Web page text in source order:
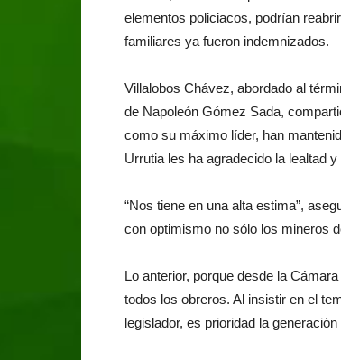
elementos policiacos, podrían
familiares ya fueron indemnizados.
Villalobos Chávez, abordado al
de Napoleón Gómez Sada,
como su máximo líder, han
Urrutia les ha agradecido la lealtad
“Nos tiene en una alta estima”,
con optimismo no sólo los mineros
Lo anterior, porque desde la
todos los obreros. Al insistir en el
legislador, es prioridad la